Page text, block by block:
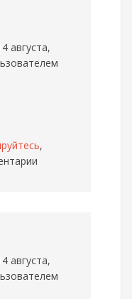
августа,
,
августа,